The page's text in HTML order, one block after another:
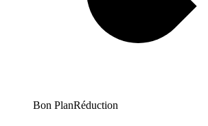
Bon PlanRéduction